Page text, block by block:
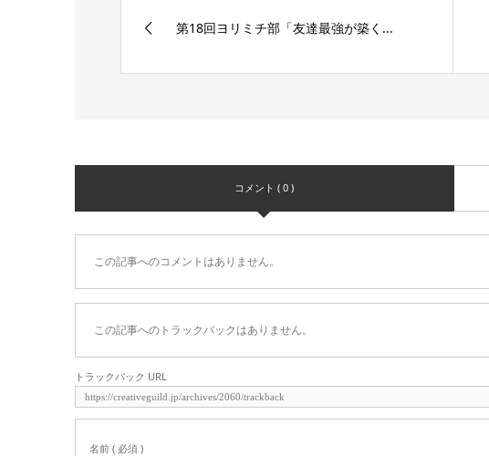
第18回ヨリミチ部「友達最強が築く...
コメント ( 0 )
この記事へのコメントはありません。
この記事へのトラックバックはありません。
トラックバック URL
名前 ( 必須 )